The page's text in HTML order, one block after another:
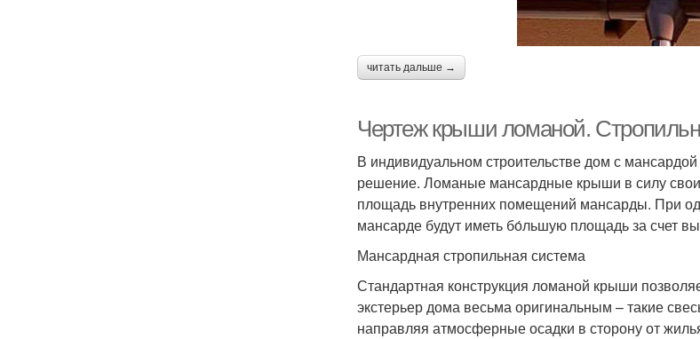
читать дальше →
Чертеж крыши ломаной.
В индивидуальном строительстве дом с
решение. Ломаные мансардные крыши в силу
площадь внутренних помещений мансарды. При
мансарде будут иметь бо́льшую площадь за счет
Мансардная стропильная система
Стандартная конструкция ломаной крыши
экстерьер дома весьма оригинальным – такие
направляя атмосферные осадки в сторону от